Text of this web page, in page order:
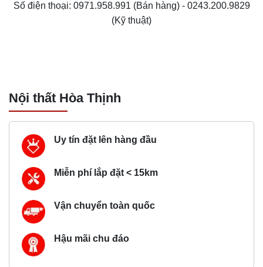
Số điện thoại: 0971.958.991 (Bán hàng) - 0243.200.9829
(Kỹ thuật)
Nội thất Hòa Thịnh
Uy tín đặt lên hàng đầu
Miễn phí lắp đặt < 15km
Vận chuyển toàn quốc
Hậu mãi chu đáo